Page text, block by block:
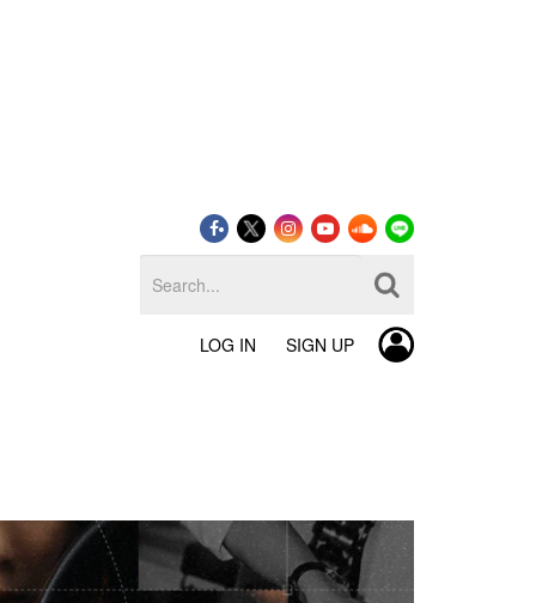
LOG IN SIGN UP